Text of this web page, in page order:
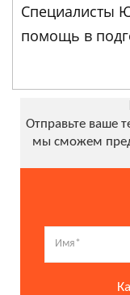
Специалисты
помощь в
Отправьте ваше
мы сможем